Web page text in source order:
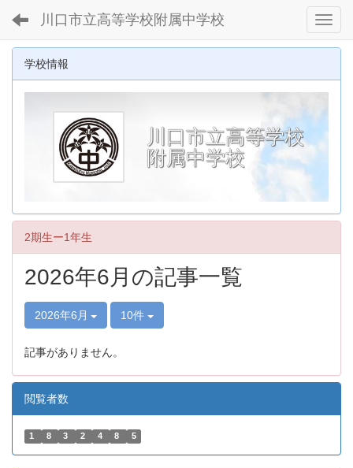
川口市立高等学校附属中学校
学校情報
川口市立高等学校
附属中学校
2期生ー1年生
2026年6月の記事一覧
2026年6月 10件
記事がありません。
閲覧者数
1 8 3 2 4 8 5